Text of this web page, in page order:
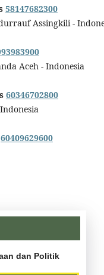
58147682300
Assingkili -
Aceh - Indonesia
60346702800
60409629600
dan Politik